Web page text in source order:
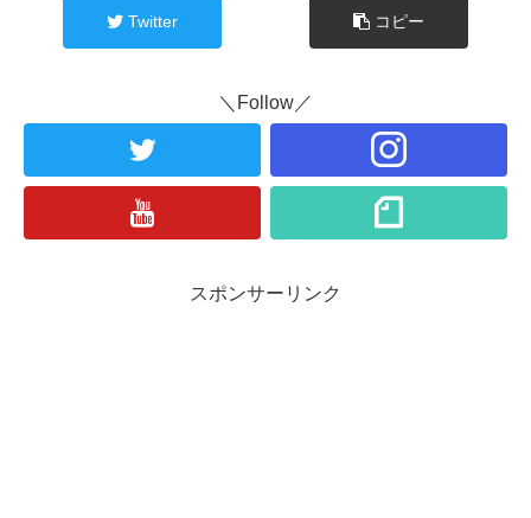
Twitter コピー
＼Follow／
スポンサーリンク